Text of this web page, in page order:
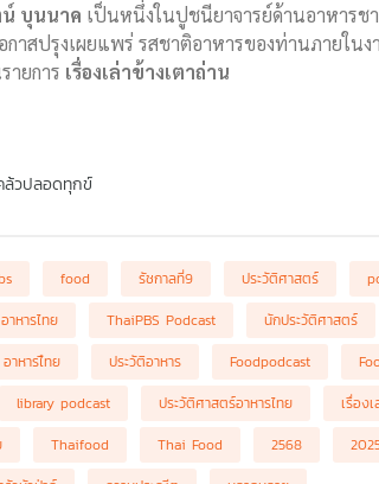
บุนนาค เป็นหนึ่งในปูชนียาจารย์ด้านอาหารช
าสปรุงเผยแพร่ รสชาติอาหารของท่านภายใน
ายการ เรื่องเล่าข้างเตาถ่าน
ล้วปลอดทุกข์
food รัชกาลที่9 ประวัติศาสตร์
อาหารไทย ThaiPBS Podcast นักประวัติศาสตร์
อาหารไืทย ประวัติอาหาร Foodpodcast
library podcast ประวัติศาสตร์อาหารไทย เรื่อง
Thaifood Thai Food 2568